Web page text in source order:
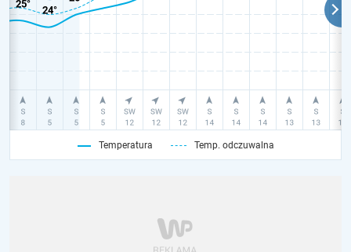
Temperatura Temp. odczuwalna